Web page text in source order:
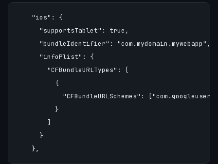
    "ios": {
      "supportsTablet": true,
      "bundleIdentifier": "com.mydomain.mywebapp",
      "infoPlist": {
        "CFBundleURLTypes": [
          {
"CFBundleURLSchemes":
          }
        ]
      }